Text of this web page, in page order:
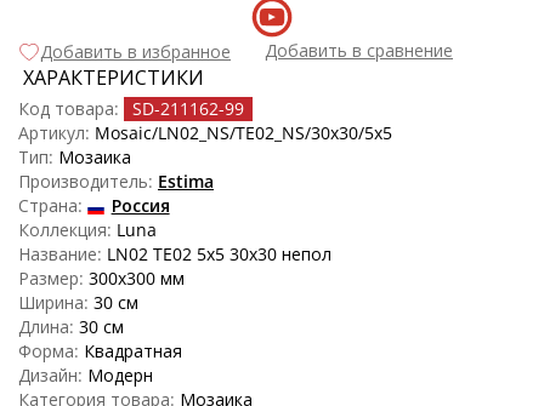
Добавить в избранное Добавить в сравнение
ХАРАКТЕРИСТИКИ
Код товара: SD-211162-99
Артикул: Mosaic/LN02_NS/TE02_NS/30x30/5x5
Тип: Мозаика
Производитель: Estima
Страна:
Россия
Коллекция: Luna
Название: LN02 TE02 5x5 30x30 непол
Размер: 300x300 мм
Ширина: 30 см
Длина: 30 см
Форма: Квадратная
Дизайн: Модерн
Категория товара: Мозаика